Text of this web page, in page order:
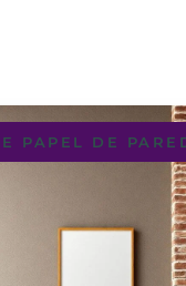
PAPEL DE